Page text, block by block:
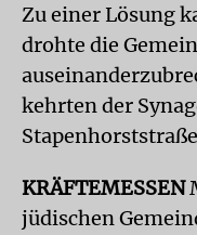
Zu einer Lösung
drohte die
kehrten der
KRÄFTEMESSEN
jüdischen